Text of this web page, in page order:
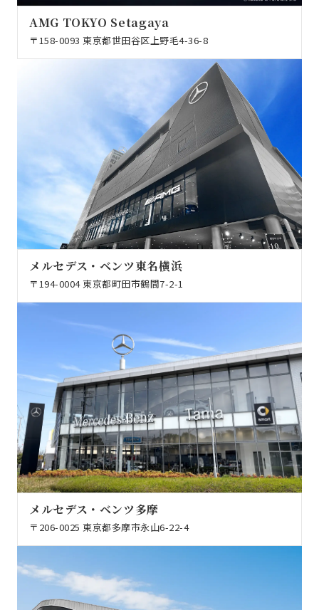
AMG TOKYO Setagaya
〒158-0093 東京都世田谷区上野毛4-36-8
メルセデス・ベンツ東名横浜
〒194-0004 東京都町田市鶴間7-2-1
メルセデス・ベンツ多摩
〒206-0025 東京都多摩市永山6-22-4